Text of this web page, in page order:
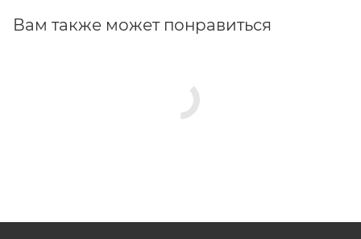
строго выдержаны, благодаря автоматизации
Вам также может понравиться